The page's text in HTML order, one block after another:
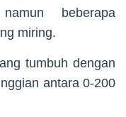
beberapa
miring.
tumbuh dengan
antara 0-200